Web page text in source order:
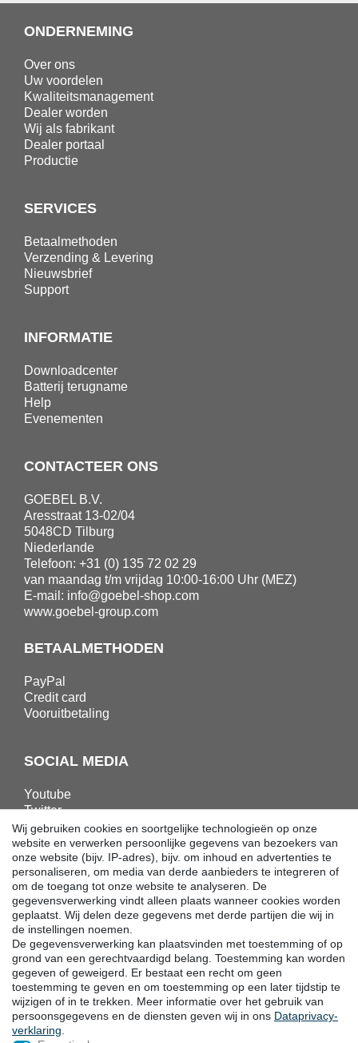
ONDERNEMING
Over ons
Uw voordelen
Kwaliteitsmanagement
Dealer worden
Wij als fabrikant
Dealer portaal
Productie
SERVICES
Betaalmethoden
Verzending & Levering
Nieuwsbrief
Support
INFORMATIE
Downloadcenter
Batterij terugname
Help
Evenementen
CONTACTEER ONS
GOEBEL B.V.
Aresstraat 13-02/04
5048CD Tilburg
Niederlande
Telefoon: +31 (0) 135 72 02 29
van maandag t/m vrijdag 10:00-16:00 Uhr (MEZ)
E-mail: info@goebel-shop.com
www.goebel-group.com
BETAALMETHODEN
PayPal
Credit card
Vooruitbetaling
SOCIAL MEDIA
Youtube
Twitter
Linkedin
Facebook
Instagram
DOWNLOADS
Catalogi
Techniek
Certificaten
Onderzoek
Promotie
Wij gebruiken cookies en soortgelijke technologieën op onze
website en verwerken persoonlijke gegevens van bezoekers van
onze website (bijv. IP-adres), bijv. om inhoud en advertenties te
personaliseren, om media van derde aanbieders te integreren of
om de toegang tot onze website te analyseren. De
gegevensverwerking vindt alleen plaats wanneer cookies worden
geplaatst. Wij delen deze gegevens met derde partijen die wij in
de instellingen noemen.
De gegevensverwerking kan plaatsvinden met toestemming of op
grond van een gerechtvaardigd belang. Toestemming kan worden
gegeven of geweigerd. Er bestaat een recht om geen
toestemming te geven en om toestemming op een later tijdstip te
wijzigen of in te trekken. Meer informatie over het gebruik van
persoonsgegevens en de diensten geven wij in ons Data­privacy­
verklaring